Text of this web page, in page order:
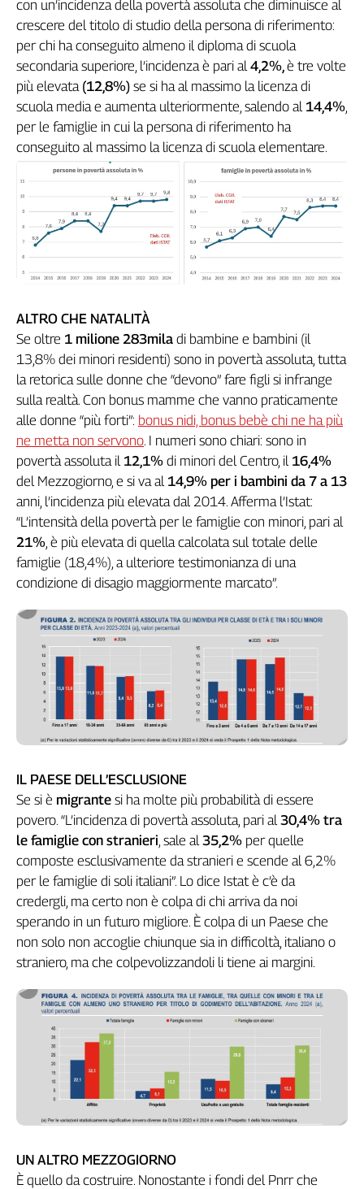
Cerca
Contatti
La
redazione
Social
con un’incidenza della povertà assoluta che diminuisce al
crescere del titolo di studio della persona di riferimento:
per chi ha conseguito almeno il diploma di scuola
secondaria superiore, l’incidenza è pari al4,2%,è tre volte
più elevata (12,8%) se si ha al massimo la licenza di
scuola media e aumenta ulteriormente, salendo al 14,4%,
per le famiglie in cui la persona di riferimento ha
conseguito al massimo la licenza di scuola elementare.
ALTRO CHE NATALITÀ
Se oltre 1 milione 283mila di bambine e bambini (il
13,8% dei minori residenti) sono in povertà assoluta, tutta
la retorica sulle donne che “devono” fare figli si infrange
sulla realtà. Con bonus mamme che vanno praticamente
alle donne “più forti”: bonus nidi, bonus bebè chi ne ha più
ne metta non servono. I numeri sono chiari: sono in
povertà assoluta il 12,1% di minori del Centro, il 16,4%
del Mezzogiorno, e si va al 14,9% per i bambini da 7 a 13
anni, l’incidenza più elevata dal 2014. Afferma l’Istat:
“L’intensità della povertà per le famiglie con minori, pari al
21% , è più elevata di quella calcolata sul totale delle
famiglie (18,4%), a ulteriore testimonianza di una
condizione di disagio maggiormente marcato”.
IL PAESE DELL’ESCLUSIONE
Se si è migrante si ha molte più probabilità di essere
povero. “L’incidenza di povertà assoluta, pari al30,4% tra
le famiglie con stranieri, sale al35,2% per quelle
composte esclusivamente da stranieri e scende al 6,2%
per le famiglie di soli italiani”. Lo dice Istat è c’è da
credergli, ma certo non è colpa di chi arriva da noi
sperando in un futuro migliore. È colpa di un Paese che
non solo non accoglie chiunque sia in difficoltà, italiano o
straniero, ma che colpevolizzandoli li tiene ai margini.
UN ALTRO MEZZOGIORNO
È quello da costruire. Nonostante i fondi del Pnrr che